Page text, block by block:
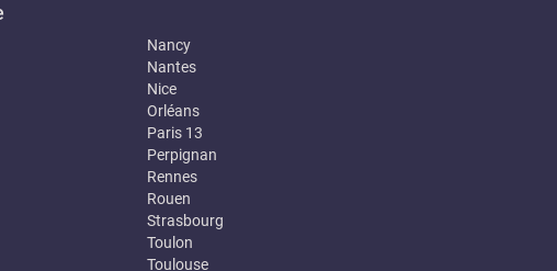
Nancy
Nantes
Nice
Orléans
Paris 13
Perpignan
Rennes
Rouen
Strasbourg
Toulon
Toulouse